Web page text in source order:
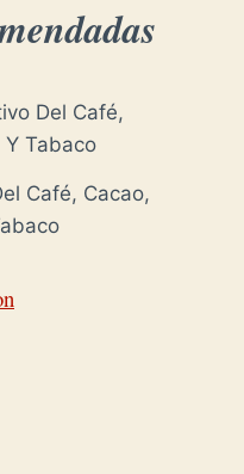
Café, Cacao,